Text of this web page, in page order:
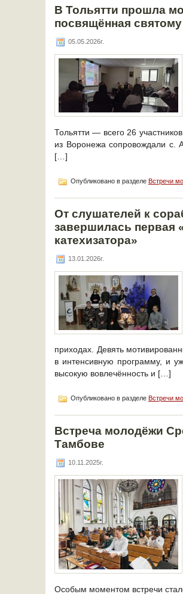
В Тольятти прошла
посвящённая
05.05.2026г.
Тольятти — всего 26
из Воронежа сопровождали с.
[…]
Опубликовано в разделе Встречи
От слушателей к
завершилась первая
катехизатора»
13.01.2026г.
приходах. Девять
в интенсивную программу, и
высокую вовлечённость и […]
Опубликовано в разделе Встречи
Встреча молодёжи
Тамбове
10.11.2025г.
Особым моментом встречи